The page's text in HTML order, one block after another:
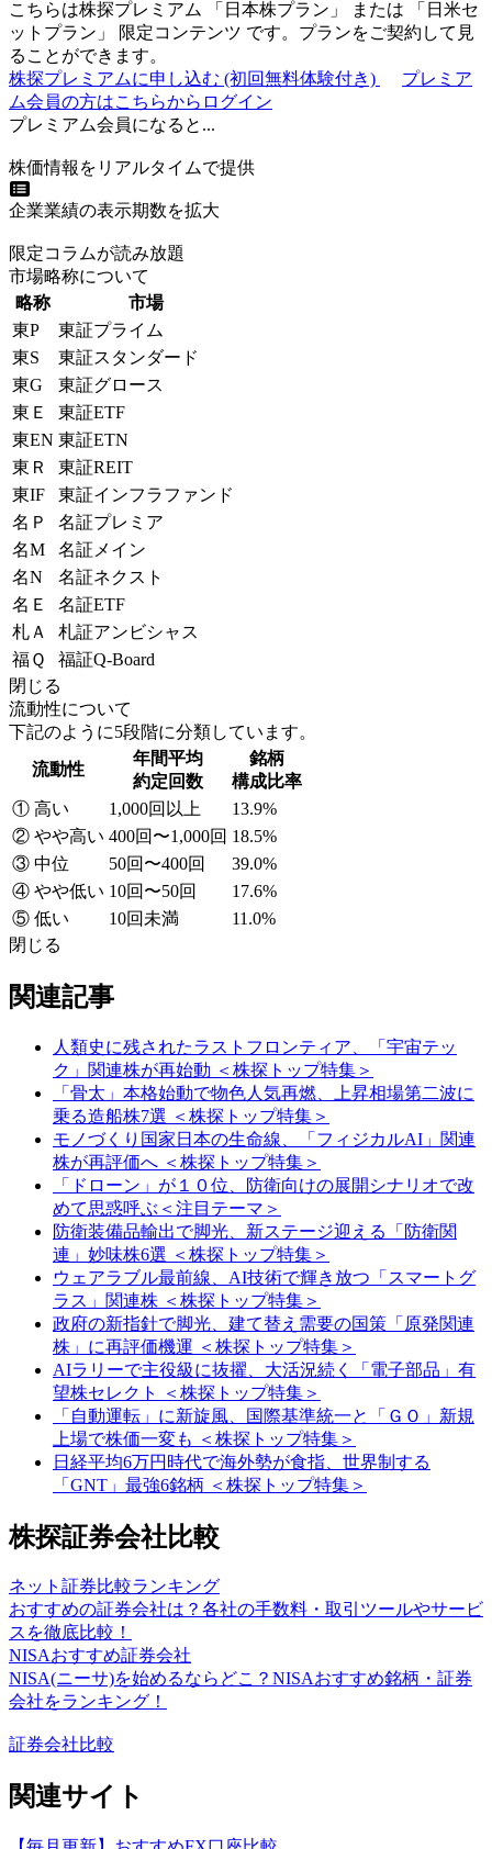
こちらは株探プレミアム 「 日本株プラン 」 または 「 日米セ
ットプラン 」 限定コンテンツ です。プランをご契約して見
ることができます。
株探プレミアムに申し込む (初回無料体験付き)
プレミア
ム会員の方はこちらからログイン
プレミアム会員になると...
株価情報をリアルタイムで提供
企業業績の表示期数を拡大
限定コラムが読み放題
市場略称について
略称
市場
東P
東証プライム
東S
東証スタンダード
東G
東証グロース
東Ｅ
東証ETF
東EN 東証ETN
東Ｒ
東証REIT
東IF
東証インフラファンド
名Ｐ
名証プレミア
名M
名証メイン
名N
名証ネクスト
名Ｅ
名証ETF
札Ａ
札証アンビシャス
福Ｑ
福証Q-Board
閉じる
流動性について
下記のように5段階に分類しています。
流動性
年間平均
約定回数
銘柄
構成比率
① 高い
1,000回以上
13.9%
② やや高い 400回〜1,000回 18.5%
③ 中位
50回〜400回
39.0%
④ やや低い 10回〜50回
17.6%
⑤ 低い
10回未満
11.0%
閉じる
関連記事
人類史に残されたラストフロンティア、「宇宙テッ
ク」関連株が再始動 ＜株探トップ特集＞
「骨太」本格始動で物色人気再燃、上昇相場第二波に
乗る造船株7選 ＜株探トップ特集＞
モノづくり国家日本の生命線、「フィジカルAI」関連
株が再評価へ ＜株探トップ特集＞
「ドローン」が１０位、防衛向けの展開シナリオで改
めて思惑呼ぶ＜注目テーマ＞
防衛装備品輸出で脚光、新ステージ迎える「防衛関
連」妙味株6選 ＜株探トップ特集＞
ウェアラブル最前線、AI技術で輝き放つ「スマートグ
ラス」関連株 ＜株探トップ特集＞
政府の新指針で脚光、建て替え需要の国策「原発関連
株」に再評価機運 ＜株探トップ特集＞
AIラリーで主役級に抜擢、大活況続く「電子部品」有
望株セレクト ＜株探トップ特集＞
「自動運転」に新旋風、国際基準統一と「ＧＯ」新規
上場で株価一変も ＜株探トップ特集＞
日経平均6万円時代で海外勢が食指、世界制する
「GNT」最強6銘柄 ＜株探トップ特集＞
株探証券会社比較
ネット証券比較ランキング
おすすめの証券会社は？各社の手数料・取引ツールやサービ
スを徹底比較！
NISAおすすめ証券会社
NISA(ニーサ)を始めるならどこ？NISAおすすめ銘柄・証券
会社をランキング！
証券会社比較
関連サイト